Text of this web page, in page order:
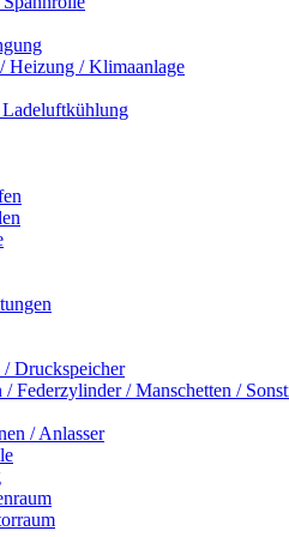
Heizung / Klimaanlage
/ Druckspeicher
Federzylinder / Manschetten /
/ Anlasser